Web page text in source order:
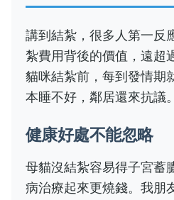
講到結紮，很多人第一反
紮費用背後的價值，遠超
貓咪結紮前，每到發情期
本睡不好，鄰居還來抗議。
健康好處不能忽略
母貓沒結紮容易得子宮蓄
病治療起來更燒錢。我朋